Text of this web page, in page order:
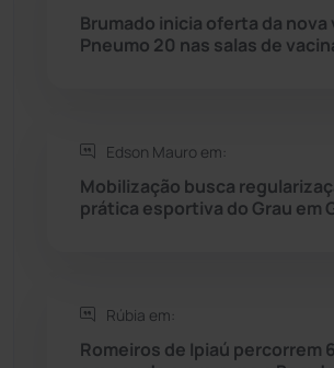
Rio do Antônio
Saúde
Seabra
Sítio do Mato
Brumado inicia oferta da nova
Pneumo 20 nas salas de
Edson Mauro em:
Mobilização busca
prática esportiva do Grau em
Rúbia em:
Romeiros de Ipiaú percorrem